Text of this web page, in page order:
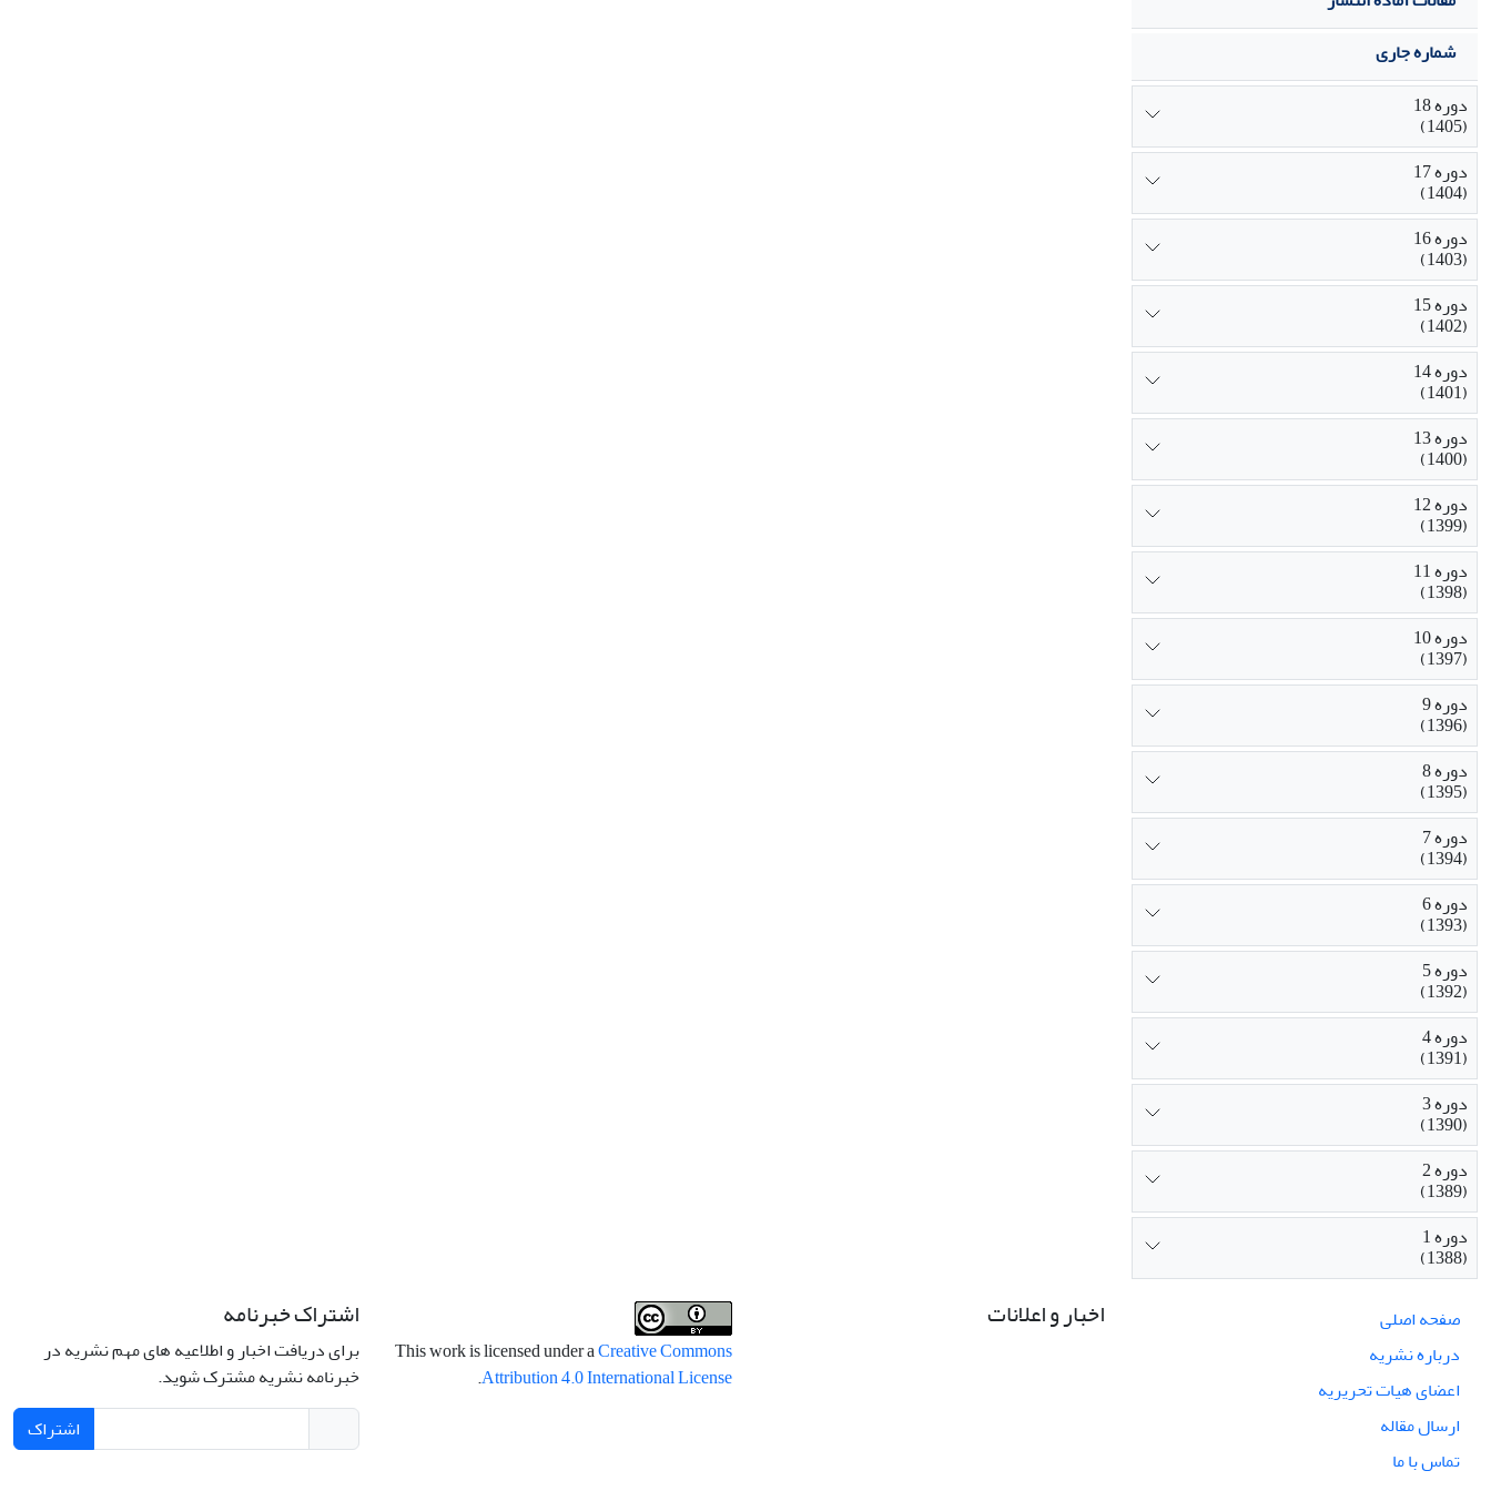
شماره جاری
دوره 18
(1405)
دوره 17
(1404)
دوره 16
(1403)
دوره 15
(1402)
دوره 14
(1401)
دوره 13
(1400)
دوره 12
(1399)
دوره 11
(1398)
دوره 10
(1397)
دوره 9
(1396)
دوره 8
(1395)
دوره 7
(1394)
دوره 6
(1393)
دوره 5
(1392)
دوره 4
(1391)
دوره 3
(1390)
دوره 2
(1389)
دوره 1
(1388)
صفحه اصلی
درباره نشریه
اعضای هیات تحریریه
ارسال مقاله
تماس با ما
اخبار و اعلانات
This work is licensed under aCreative Commons
Attribution 4.0 International License
.
اشتراک خبرنامه
برای دریافت اخبار و اطلاعیه های مهم نشریه در
خبرنامه نشریه مشترک شوید.
اشتراک